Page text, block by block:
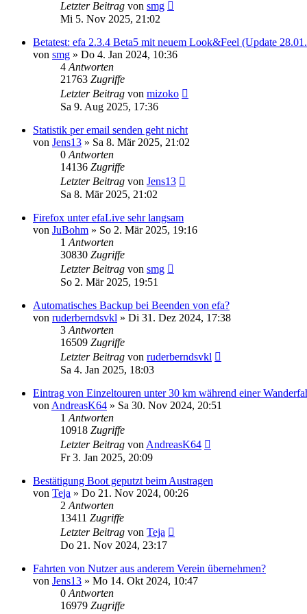
Letzter Beitrag von smg
Mi 5. Nov 2025, 21:02
Betatest: efa 2.3.4 Beta5 mit neuem Look&Feel (Update
von smg » Do 4. Jan 2024, 10:36
4 Antworten
21763 Zugriffe
Letzter Beitrag von mizoko
Sa 9. Aug 2025, 17:36
Statistik per email senden geht nicht
von Jens13 » Sa 8. Mär 2025, 21:02
0 Antworten
14136 Zugriffe
Letzter Beitrag von Jens13
Sa 8. Mär 2025, 21:02
Firefox unter efaLive sehr langsam
von JuBohm » So 2. Mär 2025, 19:16
1 Antworten
30830 Zugriffe
Letzter Beitrag von smg
So 2. Mär 2025, 19:51
Automatisches Backup bei Beenden von efa?
von ruderberndsvkl » Di 31. Dez 2024, 17:38
3 Antworten
16509 Zugriffe
Letzter Beitrag von ruderberndsvkl
Sa 4. Jan 2025, 18:03
Eintrag von Einzeltouren unter 30 km während einer
von AndreasK64 » Sa 30. Nov 2024, 20:51
1 Antworten
10918 Zugriffe
Letzter Beitrag von AndreasK64
Fr 3. Jan 2025, 20:09
Bestätigung Boot geputzt beim Austragen
von Teja » Do 21. Nov 2024, 00:26
2 Antworten
13411 Zugriffe
Letzter Beitrag von Teja
Do 21. Nov 2024, 23:17
Fahrten von Nutzer aus anderem Verein übernehmen?
von Jens13 » Mo 14. Okt 2024, 10:47
0 Antworten
16979 Zugriffe